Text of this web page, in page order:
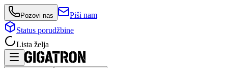
Pozovi nas
Piši nam
Status porudžbine
Lista želja